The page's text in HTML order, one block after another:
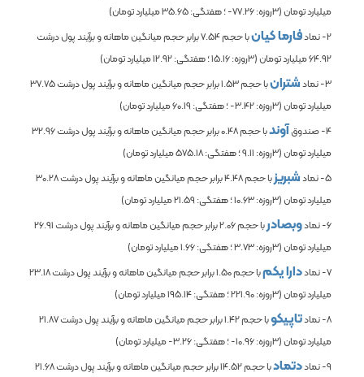
میلیارد تومان (3روزه:
-77.26؛ هفتگی:35.65میلیارد تومان)
2- نماد
فارما کیانبا حجم7.54برابر حجم میانگین ماهانه و برآیند پول درشت
64.92میلیارد تومان (3روزه: 15.16؛ هفتگی:12.92میلیارد تومان)
3- نماد
شترانبا حجم1.53برابر حجم میانگین ماهانه و برآیند پول درشت37.75
میلیارد تومان (3روزه:
-3.42؛ هفتگی:60.19میلیارد تومان)
4- صندوق
آوندبا حجم0.48برابر حجم میانگین ماهانه و برآیند پول درشت32.96
میلیارد تومان (3روزه:
9.11؛ هفتگی:575.18میلیارد تومان)
5- نماد
شبریزبا حجم4.48برابر حجم میانگین ماهانه و برآیند پول درشت30.28
میلیارد تومان (3روزه:
10.63؛ هفتگی:21.59میلیارد تومان)
6- نماد
وبصادربا حجم2.06برابر حجم میانگین ماهانه و برآیند پول درشت26.91
میلیارد تومان (3روزه:
3.73؛ هفتگی:1.66میلیارد تومان)
7- نماد
دارا یکمبا حجم1.50برابر حجم میانگین ماهانه و برآیند پول درشت23.18
میلیارد تومان (3روزه:
221.90؛ هفتگی:195.14میلیارد تومان)
8- نماد
تاپیکوبا حجم1.42برابر حجم میانگین ماهانه و برآیند پول درشت21.87
میلیارد تومان (3روزه:
-10.96؛ هفتگی:-3.26میلیارد تومان)
9- نماد
دتمادبا حجم14.52برابر حجم میانگین ماهانه و برآیند پول درشت21.68